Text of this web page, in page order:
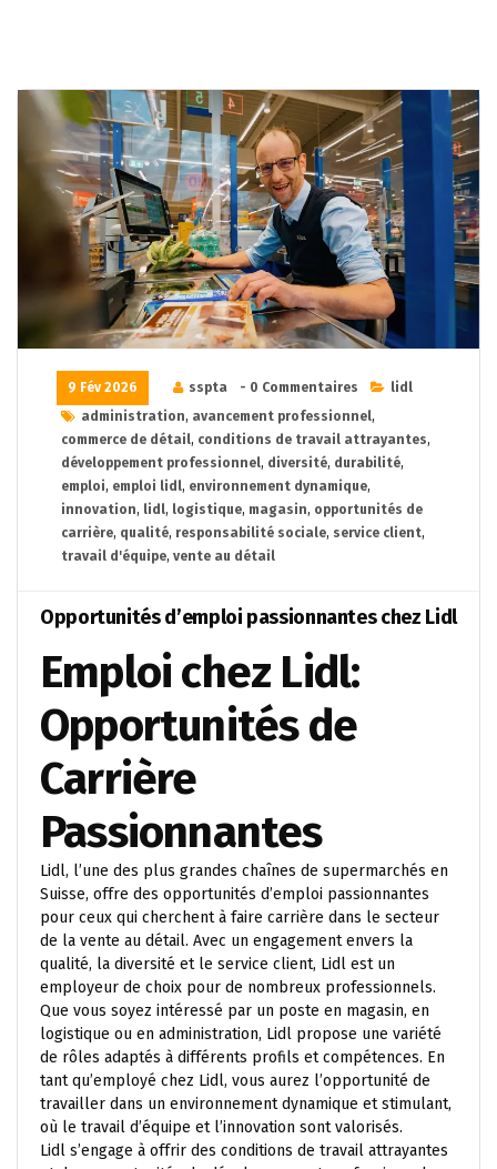
9 Fév 2026 sspta - 0 Commentaires
lidl
administration, avancement professionnel,
commerce de détail, conditions de travail attrayantes,
développement professionnel, diversité, durabilité,
emploi, emploi lidl, environnement dynamique,
innovation, lidl, logistique, magasin, opportunités de
carrière, qualité, responsabilité sociale, service client,
travail d'équipe, vente au détail
Opportunités d’emploi passionnantes chez Lidl
Emploi chez Lidl:
Opportunités de
Carrière
Passionnantes
Lidl, l’une des plus grandes chaînes de supermarchés en
Suisse, offre des opportunités d’emploi passionnantes
pour ceux qui cherchent à faire carrière dans le secteur
de la vente au détail. Avec un engagement envers la
qualité, la diversité et le service client, Lidl est un
employeur de choix pour de nombreux professionnels.
Que vous soyez intéressé par un poste en magasin, en
logistique ou en administration, Lidl propose une variété
de rôles adaptés à différents profils et compétences. En
tant qu’employé chez Lidl, vous aurez l’opportunité de
travailler dans un environnement dynamique et stimulant,
où le travail d’équipe et l’innovation sont valorisés.
Lidl s’engage à offrir des conditions de travail attrayantes